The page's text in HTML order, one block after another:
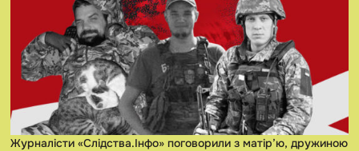
Журналісти «Слідства.Інфо» поговорили з матір’ю, дружиною